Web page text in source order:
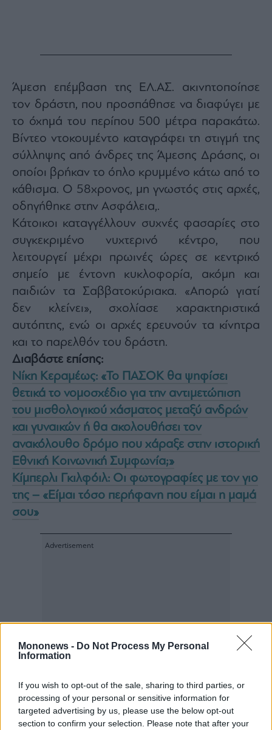
Mononews - Do Not Process My Personal
Information
If you wish to opt-out of the sale, sharing to third parties, or
processing of your personal or sensitive information for
targeted advertising by us, please use the below opt-out
section to confirm your selection. Please note that after your
Εγγραφείτε
στο
Newsletter
mononews.gr
By
submitting
your
you
agree
our
and
Notice.
You
opt
at
time.
This
site
is
by
reCAPTCHA
and
the
Privacy
and
of
Service
Άμεση επέμβαση της ΕΛ.ΑΣ. ακινητοποίησε
τον δράστη, που προσπάθησε να διαφύγει με
το όχημά του περίπου 500 μέτρα παρακάτω.
Βίντεο ντοκουμέντο καταγράφει τη στιγμή της
σύλληψης από άνδρες της Άμεσης Δράσης, οι
οποίοι βρήκαν το όπλο κρυμμένο κάτω από το
κάθισμα. Ο 58χρονος, μη γνωστός στις αρχές,
οδηγήθηκε στην Ασφάλεια,.
Κάτοικοι καταγγέλλουν συχνές φασαρίες στο
συγκεκριμένο νυχτερινό κέντρο, που
λειτουργεί μέχρι πρωινές ώρες σε κεντρικό
σημείο με έντονη κυκλοφορία, ακόμη και
παιδιών τα Σαββατοκύριακα. «Απορώ γιατί
δεν κλείνει», σχολίασε χαρακτηριστικά
αυτόπτης, ενώ οι αρχές ερευνούν τα κίνητρα
και το παρελθόν του δράστη.
Διαβάστε επίσης:
Νίκη Κεραμέως: «Το ΠΑΣΟΚ θα ψηφίσει
θετικά το νομοσχέδιο για την αντιμετώπιση
του μισθολογικού χάσματος μεταξύ ανδρών
και γυναικών ή θα ακολουθήσει τον
ανακόλουθο δρόμο που χάραξε στην ιστορική
Εθνική Κοινωνική Συμφωνία;»
Κίμπερλι Γκιλφόιλ: Οι φωτογραφίες με τον γιο
της – «Είμαι τόσο περήφανη που είμαι η μαμά
σου»